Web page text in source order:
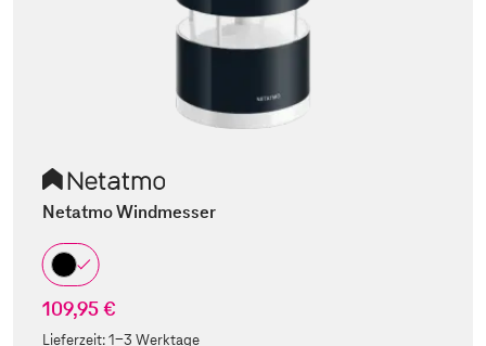
Netatmo Windmesser
109,95 €
Lieferzeit:1-3 Werktage